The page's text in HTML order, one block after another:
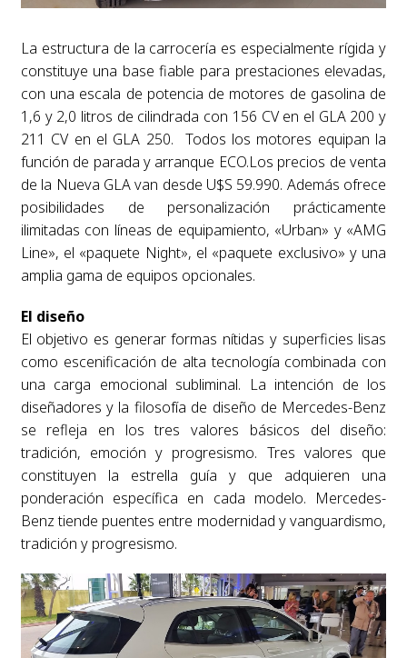
La estructura de la carrocería es especialmente rígida y
constituye una base fiable para prestaciones elevadas,
con una escala de potencia de motores de gasolina de
1,6 y 2,0 litros de cilindrada con 156 CV en el GLA 200 y
211 CV en el GLA 250. Todos los motores equipan la
función de parada y arranque ECO.Los precios de venta
de la Nueva GLA van desde U$S 59.990. Además ofrece
posibilidades de personalización prácticamente
ilimitadas con líneas de equipamiento, «Urban» y «AMG
Line», el «paquete Night», el «paquete exclusivo» y una
amplia gama de equipos opcionales.
El diseño
El objetivo es generar formas nítidas y superficies lisas
como escenificación de alta tecnología combinada con
una carga emocional subliminal. La intención de los
diseñadores y la filosofía de diseño de Mercedes-Benz
se refleja en los tres valores básicos del diseño:
tradición, emoción y progresismo. Tres valores que
constituyen la estrella guía y que adquieren una
ponderación específica en cada modelo. Mercedes-
Benz tiende puentes entre modernidad y vanguardismo,
tradición y progresismo.